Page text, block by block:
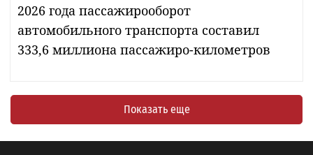
2026 года пассажирооборот
автомобильного транспорта составил
333,6 миллиона пассажиро-километров
Показать еще